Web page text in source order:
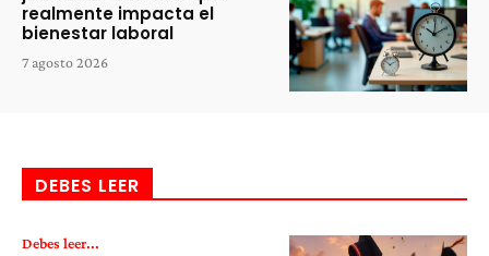
realmente impacta el
bienestar laboral
7 agosto 2026
DEBES LEER
Debes leer...